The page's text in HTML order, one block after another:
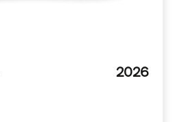
2026